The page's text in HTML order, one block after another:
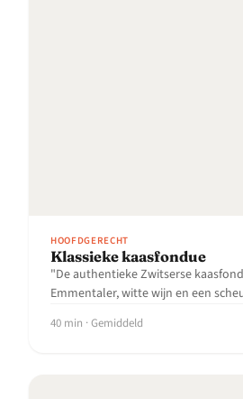
HOOFDGERECHT
Klassieke kaasfondue
"De authentieke Zwitserse
Emmentaler, witte wijn en een
40 min · Gemiddeld